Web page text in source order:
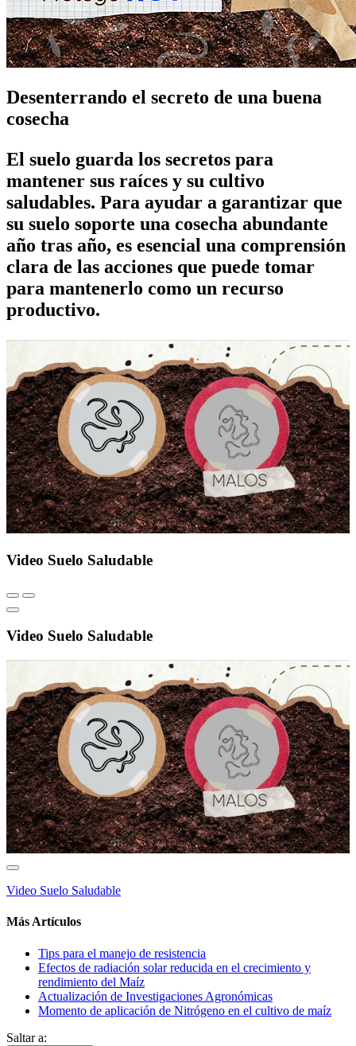
Desenterrando el secreto de una buena
cosecha
El suelo guarda los secretos para
mantener sus raíces y su cultivo
saludables. Para ayudar a garantizar que
su suelo soporte una cosecha abundante
año tras año, es esencial una comprensión
clara de las acciones que puede tomar
para mantenerlo como un recurso
productivo.
Video Suelo Saludable
Video Suelo Saludable
Video Suelo Saludable
Más Artículos
Tips para el manejo de resistencia
Efectos de radiación solar reducida en el crecimiento y
rendimiento del Maíz
Actualización de Investigaciones Agronómicas
Momento de aplicación de Nitrógeno en el cultivo de maíz
Saltar a: